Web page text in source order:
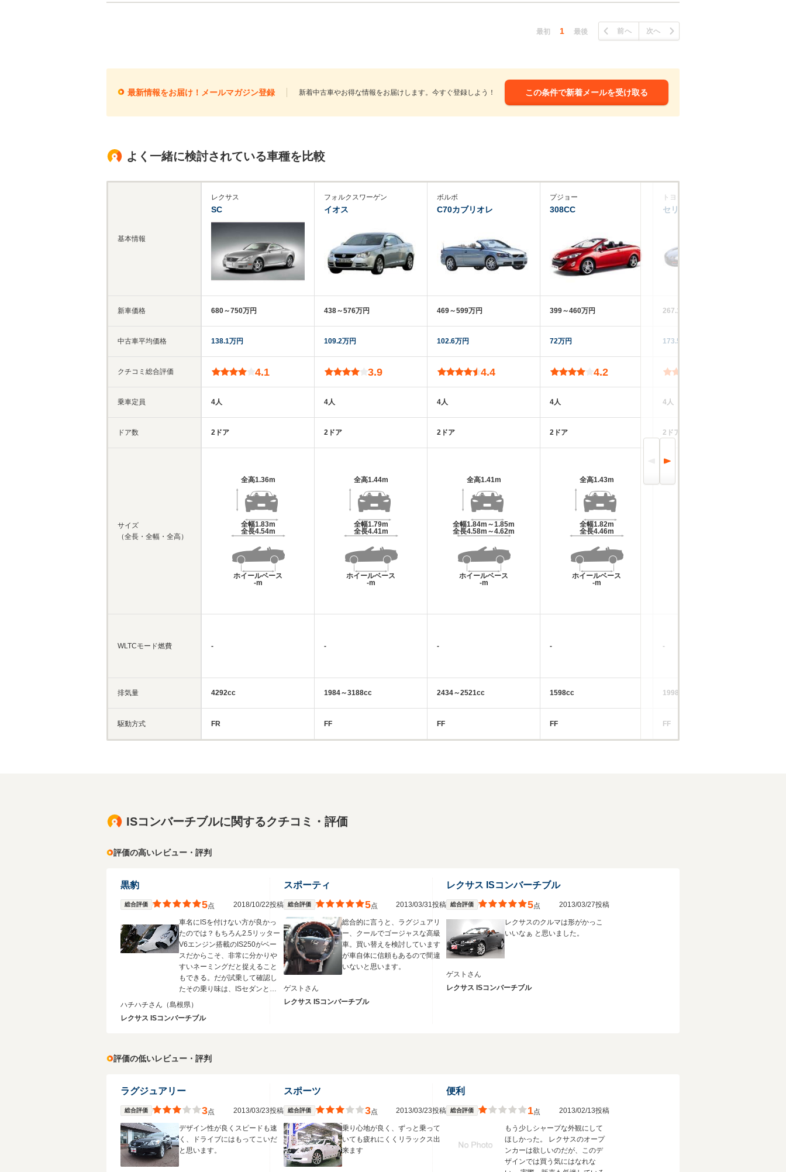
最初 1 最後 前へ 次へ
最新情報をお届け！メールマガジン登録 新着中古車やお得な情報をお届けします。今すぐ登録しよう！ この条件で新着メールを受け取る
よく一緒に検討されている車種を比較
基本情報
新車価格
中古車平均価格
クチコミ総合評価
乗車定員
ドア数
サイズ
（全長・全幅・全高）
WLTCモード燃費
排気量
駆動方式
レクサス
SC
680～750万円
138.1万円
4.1
4人
2ドア
全高1.36m
全幅1.83m
全長4.54m
ホイールベース
-m
-
4292cc
FR
フォルクスワーゲン
イオス
438～576万円
109.2万円
3.9
4人
2ドア
全高1.44m
全幅1.79m
全長4.41m
ホイールベース
-m
-
1984～3188cc
FF
ボルボ
C70カブリオレ
469～599万円
102.6万円
4.4
4人
2ドア
全高1.41m
全幅1.84m～1.85m
全長4.58m～4.62m
ホイールベース
-m
-
2434～2521cc
FF
プジョー
308CC
399～460万円
72万円
4.2
4人
2ドア
全高1.43m
全幅1.82m
全長4.46m
ホイールベース
-m
-
1598cc
FF
トヨタ
セリカコンバーチブル
267.1～323.9万円
173.5万円
4人
2ドア
-
1998cc
FF
ISコンバーチブルに関するクチコミ・評価
評価の高いレビュー・評判
黒豹
総合評価 5点 2018/10/22投稿
車名にISを付けない方が良かっ
たのでは？もちろん2.5リッター
V6エンジン搭載のIS250がベー
スだからこそ、非常に分かりや
すいネーミングだと捉えること
もできる。だが試乗して確認し
たその乗り味は、ISセダンとは
大きく異なり、どちらかと言え
ペを連想させるもの。 言い換え
られたような感覚に陥るかもし
を期待して乗れば、完成度が高
由から、ISとは異なるネーミン
メージと切り離した方が良いの
ではないだろうか？
ハチハチさん （島根県）
レクサス ISコンバーチブル
スポーティ
総合評価 5点 2013/03/31投稿
総合的に言うと、ラグジュアリ
ー、クールでゴージャスな高級
車。買い替えを検討しています
が車自体に信頼もあるので間違
いないと思います。
ゲストさん
レクサス ISコンバーチブル
レクサス ISコンバーチブル
総合評価 5点 2013/03/27投稿
レクサスのクルマは形がかっこ
いいなぁ と思いました。
ゲストさん
レクサス ISコンバーチブル
評価の低いレビュー・評判
ラグジュアリー
総合評価 3点 2013/03/23投稿
デザイン性が良くスピードも速
く、ドライブにはもってこいだ
と思います。
スポーツ
総合評価 3点 2013/03/23投稿
乗り心地が良く、ずっと乗って
いても疲れにくくリラックス出
来ます
便利
総合評価 1点 2013/02/13投稿
もう少しシャープな外観にして
ほしかった。 レクサスのオープ
ンカーは欲しいのだが、このデ
ザインでは買う気にはなれな